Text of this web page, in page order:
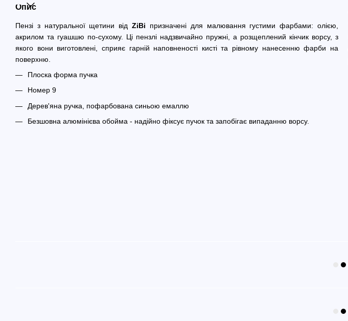
Опис
Пензі з натуральної щетини від ZiBi
призначені для малювання густими фарбами: олією,
акрилом та гуашшю по-сухому. Ці пензлі надзвичайно пружні, а розщеплений кінчик ворсу, з
якого вони виготовлені, сприяє гарній наповненості кисті та рівному нанесенню фарби на
поверхню.
Плоска форма пучка
Номер 9
Дерев'яна ручка, пофарбована синьою емаллю
Безшовна алюмінієва обойма - надійно фіксує пучок та запобігає випаданню ворсу.